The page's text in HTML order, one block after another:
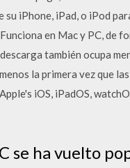
iPhone, iPad, o iPod
en Mac y PC, de
también ocupa
la primera vez que
iOS, iPadOS,
se ha vuelto